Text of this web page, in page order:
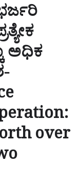
ಅಧಿಕ
over